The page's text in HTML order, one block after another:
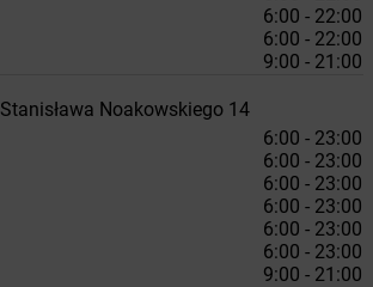
6:00 - 22:00
6:00 - 22:00
9:00 - 21:00
Stanisława Noakowskiego 14
6:00 - 23:00
6:00 - 23:00
6:00 - 23:00
6:00 - 23:00
6:00 - 23:00
6:00 - 23:00
9:00 - 21:00